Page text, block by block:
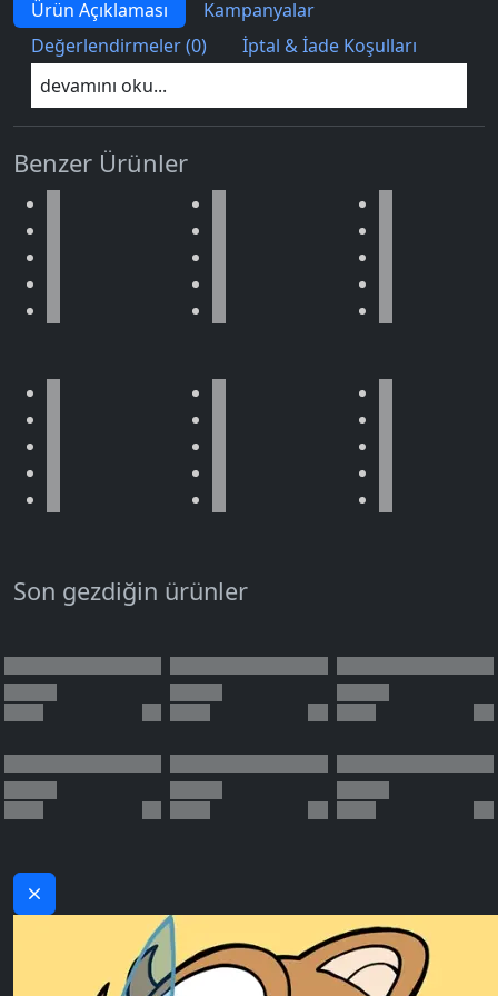
Ürün Açıklaması
Kampanyalar
Değerlendirmeler (0)
İptal & İade Koşulları
devamını oku...
Benzer Ürünler
Son gezdiğin ürünler